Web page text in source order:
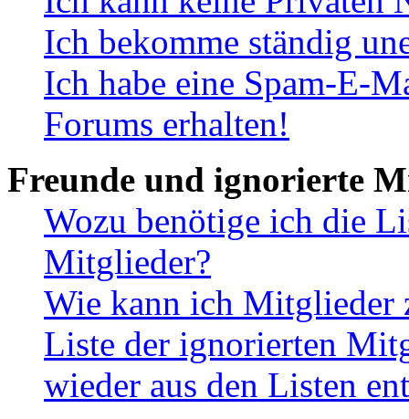
Ich bekomme ständig
Ich habe eine Spam-E-
Forums erhalten!
Freunde und ignorierte
Wozu benötige ich die
Mitglieder?
Wie kann ich Mitglieder
Liste der ignorierten
wieder aus den Listen